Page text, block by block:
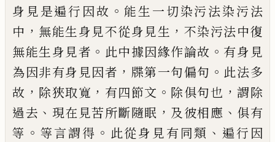
身見是遍行因故 。 能生一切染污法染污法
中 ， 無能生身見不從身見生 ， 不染污法中復
無能生身見者 。 此中據因緣作論故 。 有身見
為因非有身見因者 ， 牒第一句偏句 。 此法多
故 ， 除狹取寬 ， 有四節文 。 除俱句也 ，謂除
過去 、 現在見苦所斷隨眠 ， 及彼相應 、 俱有
等 。 等言謂得 。 此從身見有同類 、 遍行因